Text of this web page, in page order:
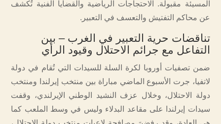
المسيئة مقبولة. الاحتجاجات الرياضية والقضايا الفنية تُكشف
عن محاكم التفتيش والتعسف في التعبير.
تناقضات حرية التعبير في الغرب – بين
التفاعل مع جرائم الاحتلال وقيود الرأي
ضمن تصفيات أوروبا لكرة السلة للسيدات التي تُقام في دولة
لاتفيا، جرت الأسبوع الماضي مباراة بين منتخب إيرلندا ومنتخب
دولة الاحتلال، وخلال عزف النشيد الوطني الإيرلندي، وقفت
سيدات إيرلندا على مقاعد البدلاء وليس في وسط الملعب كما